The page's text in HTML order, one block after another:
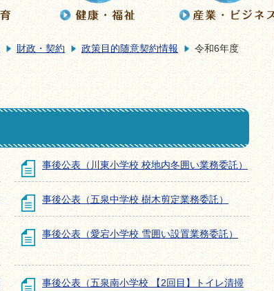
財政・契約 政策目的随意契約情報 令和6年度
事後公表（川東小学校 校地内冬囲い業務委託）
事後公表（五泉中学校 樹木剪定業務委託）
事後公表（愛宕小学校 雪囲い設置業務委託）
事後公表（五泉南小学校 【2回目】トイレ清掃